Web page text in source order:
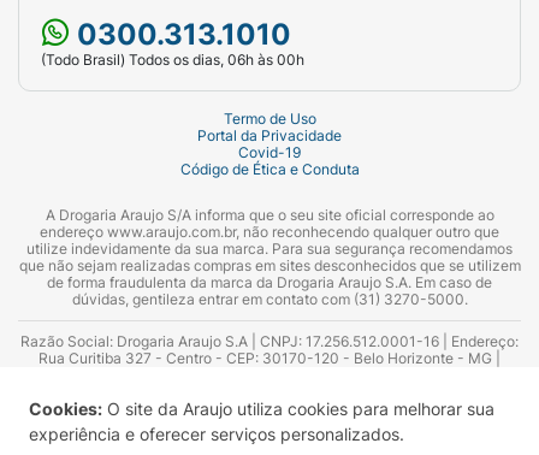
Cookies: O site da Araujo utiliza cookies para melhorar sua
experiência e oferecer serviços personalizados.
0300.313.1010
(Todo Brasil) Todos os dias, 06h às 00h
Termo de Uso
Portal da Privacidade
Covid-19
Código de Ética e Conduta
A Drogaria Araujo S/A informa que o seu site oficial corresponde ao
endereço www.araujo.com.br, não reconhecendo qualquer outro que
utilize indevidamente da sua marca. Para sua segurança recomendamos
que não sejam realizadas compras em sites desconhecidos que se utilizem
de forma fraudulenta da marca da Drogaria Araujo S.A. Em caso de
dúvidas, gentileza entrar em contato com (31) 3270-5000.
Razão Social: Drogaria Araujo S.A | CNPJ: 17.256.512.0001-16 | Endereço:
Rua Curitiba 327 - Centro - CEP: 30170-120 - Belo Horizonte - MG |
Azevedo Guimarães – CRF 10.965 | Yasmin Silva Alvarenga – CRF 52.584 -
Consultor substituto: Thiago Aguiar Pinheiro - CRF Nº 13.748. Alvará
Sanitário: 2025020713 | Autorização de Funcionamento da Empresa (AFE):